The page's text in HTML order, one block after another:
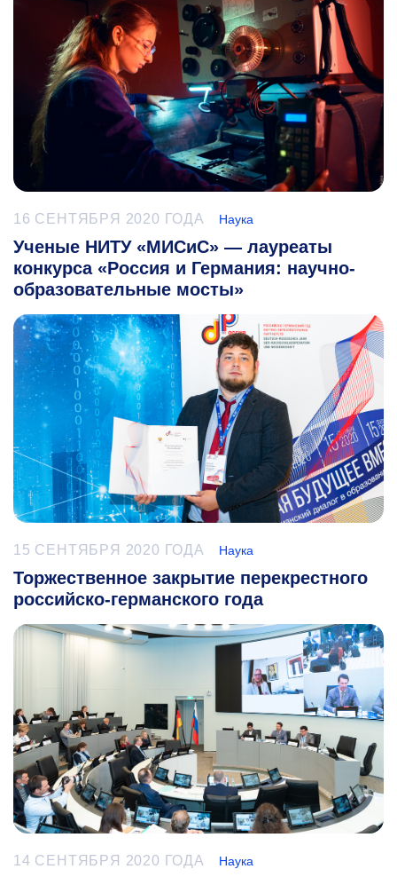
16 СЕНТЯБРЯ 2020 ГОДА Наука
Ученые НИТУ «МИСиС» — лауреаты
конкурса «Россия и Германия: научно-
образовательные мосты»
15 СЕНТЯБРЯ 2020 ГОДА Наука
Торжественное закрытие перекрестного
российско-германского года
14 СЕНТЯБРЯ 2020 ГОДА Наука